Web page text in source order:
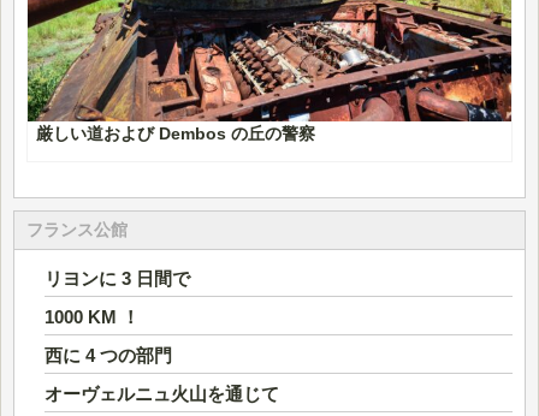
厳しい道および Dembos の丘の警察
フランス公館
リヨンに 3 日間で
1000 KM ！
西に 4 つの部門
オーヴェルニュ火山を通じて